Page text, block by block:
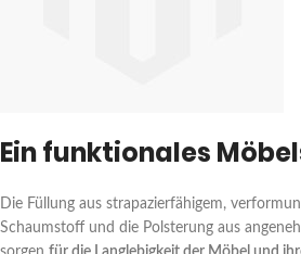
Ein funktionales
Die Füllung aus strapazierfähigem,
Schaumstoff und die Polsterung aus